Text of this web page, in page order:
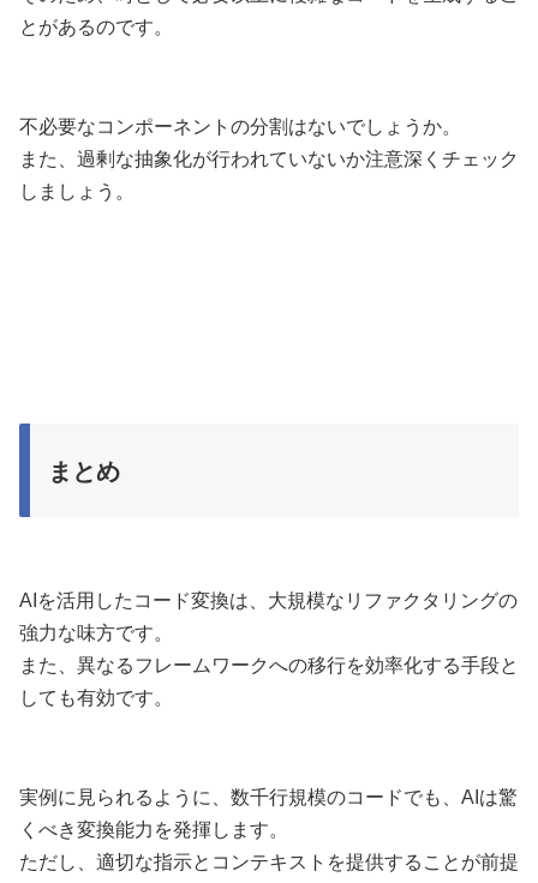
とがあるのです。
不必要なコンポーネントの分割はないでしょうか。
また、過剰な抽象化が行われていないか注意深くチェック
しましょう。
まとめ
AIを活用したコード変換は、大規模なリファクタリングの
強力な味方です。
また、異なるフレームワークへの移行を効率化する手段と
しても有効です。
実例に見られるように、数千行規模のコードでも、AIは驚
くべき変換能力を発揮します。
ただし、適切な指示とコンテキストを提供することが前提